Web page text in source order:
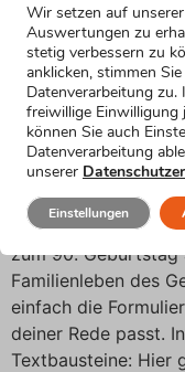
Formulierung, die
passt. In dieser
gibt’s den Zugang
Textbausteinen
Freunde
Rede zum 90.
findest du
zum 90. Geburtstag
Familienleben des
einfach die
deiner Rede passt.
Textbausteine: Hier
Wir setzen auf
Auswertungen zu
stetig verbessern zu
anklicken, stimmen
Datenverarbeitung zu.
freiwillige Einwilligung
können Sie auch
Datenverarbeitung
unserer
Einstellungen